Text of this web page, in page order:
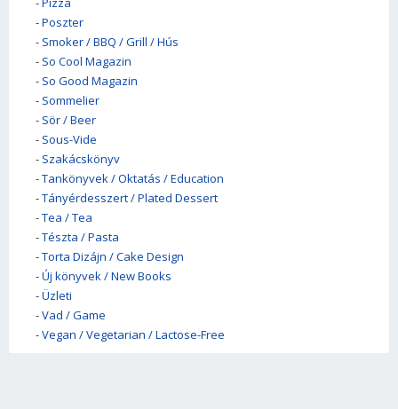
-Poszter
- Smoker / BBQ / Grill / Hús
- So Cool Magazin
- So Good Magazin
- Sommelier
- Sör / Beer
- Sous-Vide
- Szakácskönyv
-Tankönyvek / Oktatás / Education
-Tányérdesszert / Plated Dessert
-Tea / Tea
-Tészta / Pasta
-Torta Dizájn / Cake Design
-Új könyvek / New Books
-Üzleti
-Vad / Game
-Vegan / Vegetarian / Lactose-Free